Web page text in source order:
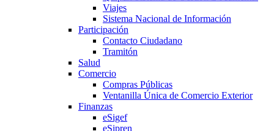
Viajes
Sistema Nacional de Información
Participación
Contacto Ciudadano
Tramitón
Salud
Comercio
Compras Públicas
Ventanilla Única de Comercio Exterior
Finanzas
eSigef
eSipren